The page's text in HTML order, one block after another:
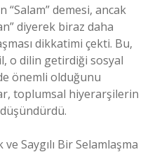
demesi, ancak
diyerek biraz daha
dikkatimi çekti. Bu,
o dilin getirdiği sosyal
önemli olduğunu
toplumsal hiyerarşilerin
Saygılı Bir Selamlaşma